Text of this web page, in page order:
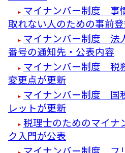
マイナンバー制度 事
取れない人のための事前
マイナンバー制度 法
番号の通知先・公表内容
マイナンバー制度 税
変更点が更新
マイナンバー制度 国
レットが更新
税理士のためのマイナ
ク入門が公表